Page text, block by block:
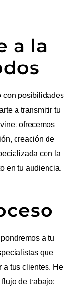
a la
con posibilidades
a transmitir tu
ofrecemos
creación de
con la
en tu audiencia.
a tu
que
a tus clientes. He
de trabajo: